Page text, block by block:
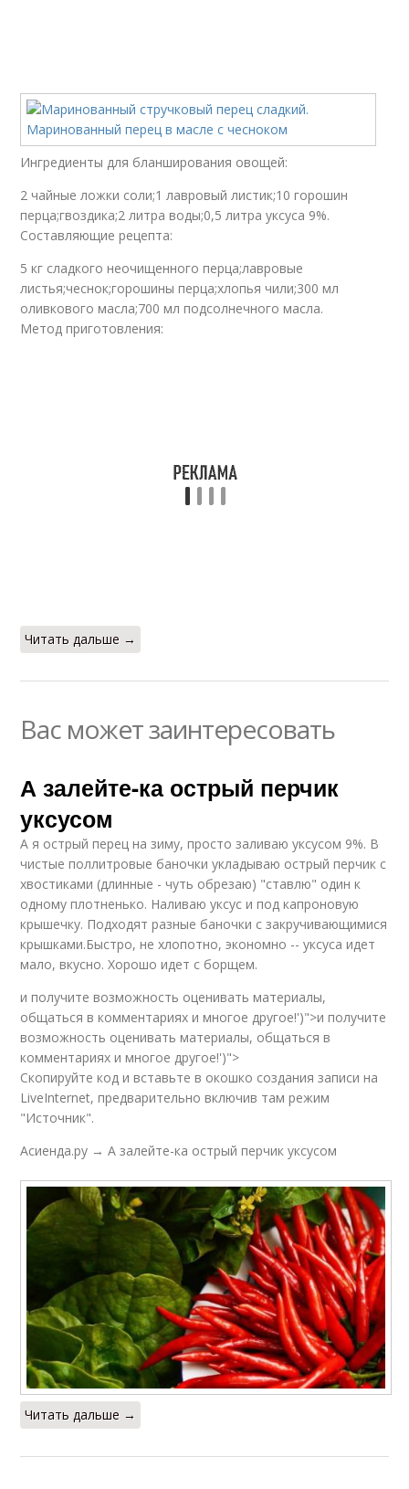
Ингредиенты для бланширования овощей:
2 чайные ложки соли;1 лавровый листик;10 горошин
перца;гвоздика;2 литра воды;0,5 литра уксуса 9%.
Составляющие рецепта:
5 кг сладкого неочищенного перца;лавровые
листья;чеснок;горошины перца;хлопья чили;300 мл
оливкового масла;700 мл подсолнечного масла.
Метод приготовления:
Читать дальше →
Вас может заинтересовать
А залейте-ка острый перчик
уксусом
А я острый перец на зиму, просто заливаю уксусом 9%. В
чистые поллитровые баночки укладываю острый перчик с
хвостиками (длинные - чуть обрезаю) "ставлю" один к
одному плотненько. Наливаю уксус и под капроновую
крышечку. Подходят разные баночки с закручивающимися
крышками.Быстро, не хлопотно, экономно -- уксуса идет
мало, вкусно. Хорошо идет с борщем.
и получите возможность оценивать материалы,
общаться в комментариях и многое другое!')">и получите
возможность оценивать материалы, общаться в
комментариях и многое другое!')">
Скопируйте код и вставьте в окошко создания записи на
LiveInternet, предварительно включив там режим
"Источник".
Асиенда.ру → А залейте-ка острый перчик уксусом
Читать дальше →